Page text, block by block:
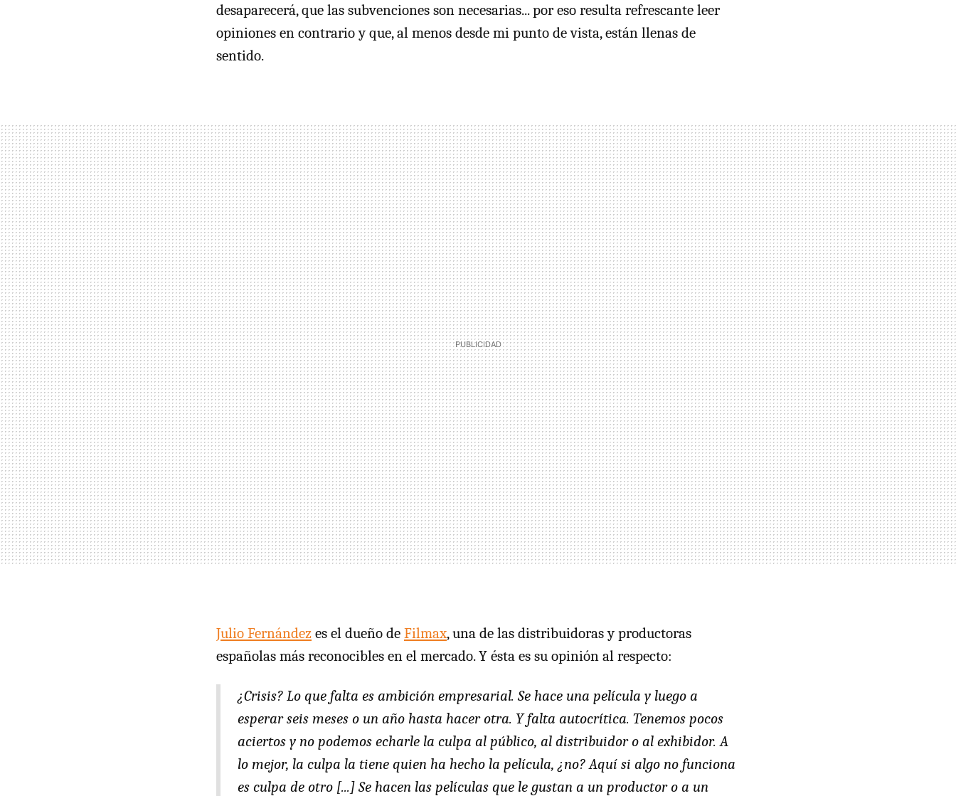
desaparecerá, que las subvenciones son necesarias... por eso resulta refrescante leer
opiniones en contrario y que, al menos desde mi punto de vista, están llenas de
sentido.
Julio Fernández es el dueño de Filmax, una de las distribuidoras y productoras
españolas más reconocibles en el mercado. Y ésta es su opinión al respecto:
¿Crisis? Lo que falta es ambición empresarial. Se hace una película y luego a
esperar seis meses o un año hasta hacer otra. Y falta autocrítica. Tenemos pocos
aciertos y no podemos echarle la culpa al público, al distribuidor o al exhibidor. A
lo mejor, la culpa la tiene quien ha hecho la película, ¿no? Aquí si algo no funciona
es culpa de otro [...] Se hacen las películas que le gustan a un productor o a un